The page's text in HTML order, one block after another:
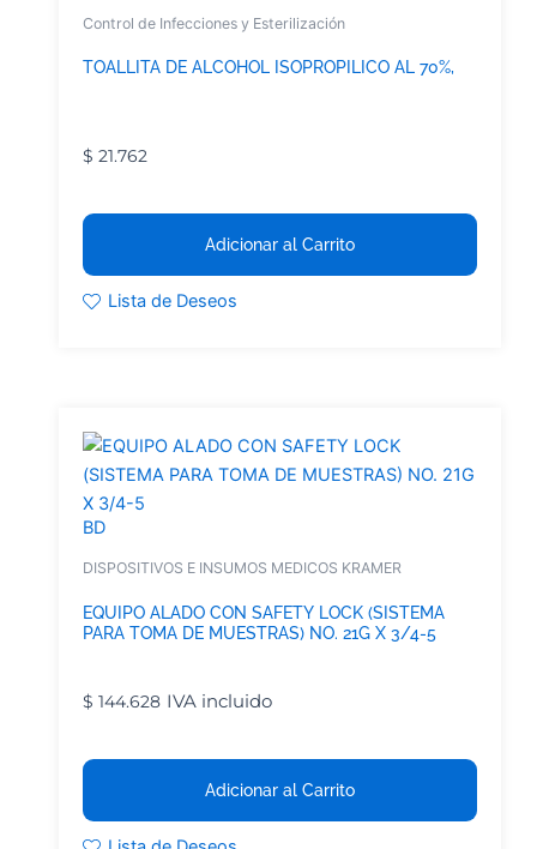
Control de Infecciones y Esterilización
TOALLITA DE ALCOHOL ISOPROPILICO AL 70%,
$ 21.762
Adicionar al Carrito
Lista de Deseos
BD
DISPOSITIVOS E INSUMOS MEDICOS KRAMER
EQUIPO ALADO CON SAFETY LOCK (SISTEMA
PARA TOMA DE MUESTRAS) NO. 21G X 3/4-5
$ 144.628 IVA incluido
Adicionar al Carrito